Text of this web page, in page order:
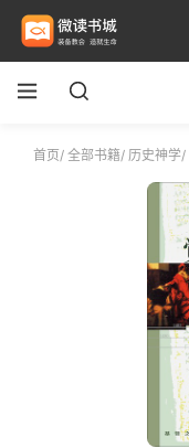
首页/ 全部书籍/ 历史神学/